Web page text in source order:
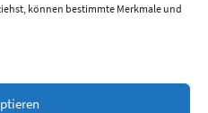
können bestimmte Merkmale und